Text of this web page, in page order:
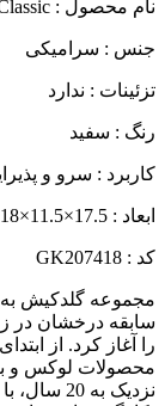
نام محصول : Classic
جنس : سرامیکی
تزئینات : ندارد
رنگ : سفید
کاربرد : سرو و
ابعاد : 17.5×11.5×18
کد : GK207418
سابقه درخشان در
را آغاز کرد. از
محصولات لوکس و
نزدیک به